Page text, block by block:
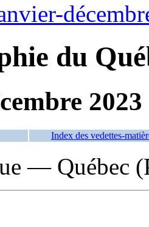
du
2023
Index des vedettes-
— Québec